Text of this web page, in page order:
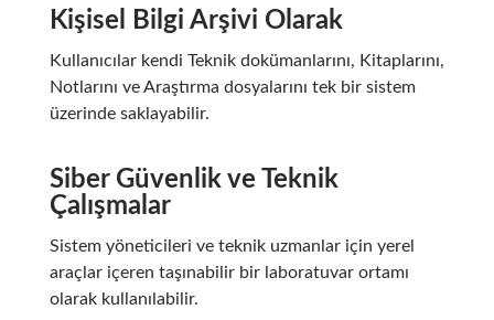
Kişisel Bilgi Arşivi Olarak
Kullanıcılar kendi Teknik dokümanlarını, Kitaplarını,
Notlarını ve Araştırma dosyalarını tek bir sistem
üzerinde saklayabilir.
Siber Güvenlik ve Teknik
Çalışmalar
Sistem yöneticileri ve teknik uzmanlar için yerel
araçlar içeren taşınabilir bir laboratuvar ortamı
olarak kullanılabilir.